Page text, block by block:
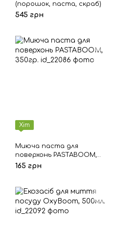
(порошок, паста, скраб)
545 грн
Хіт
Миюча паста для
поверхонь PASTABOOM,
350гр.
165 грн